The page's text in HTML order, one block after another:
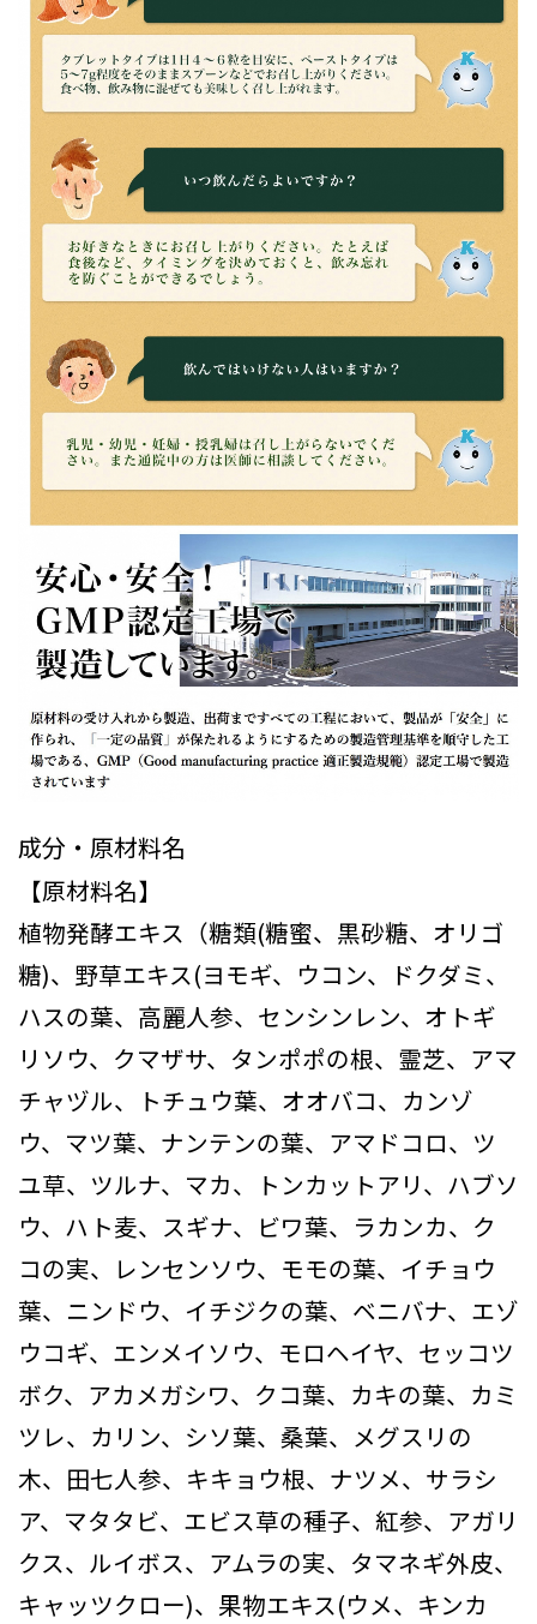
成分・原材料名
【原材料名】
植物発酵エキス（糖類(糖蜜、黒砂糖、オリゴ
糖)、野草エキス(ヨモギ、ウコン、ドクダミ、
ハスの葉、高麗人参、センシンレン、オトギ
リソウ、クマザサ、タンポポの根、霊芝、アマ
チャヅル、トチュウ葉、オオバコ、カンゾ
ウ、マツ葉、ナンテンの葉、アマドコロ、ツ
ユ草、ツルナ、マカ、トンカットアリ、ハブソ
ウ、ハト麦、スギナ、ビワ葉、ラカンカ、ク
コの実、レンセンソウ、モモの葉、イチョウ
葉、ニンドウ、イチジクの葉、ベニバナ、エゾ
ウコギ、エンメイソウ、モロヘイヤ、セッコツ
ボク、アカメガシワ、クコ葉、カキの葉、カミ
ツレ、カリン、シソ葉、桑葉、メグスリの
木、田七人参、キキョウ根、ナツメ、サラシ
ア、マタタビ、エビス草の種子、紅参、アガリ
クス、ルイボス、アムラの実、タマネギ外皮、
キャッツクロー)、果物エキス(ウメ、キンカ